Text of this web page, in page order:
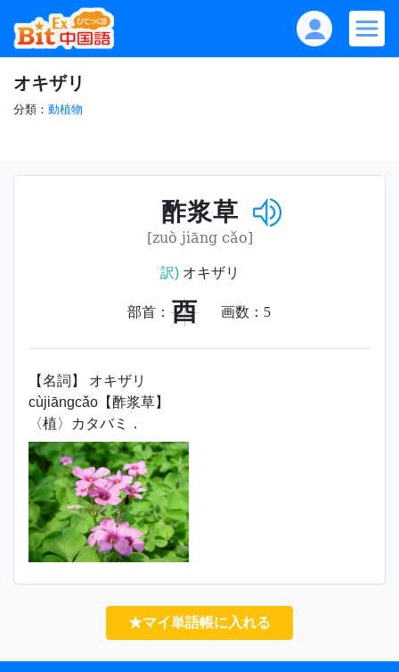
オキザリ
分類： 動植物
酢浆草
[zuò jiāng cǎo]
訳)オキザリ
部首： 酉 画数： 5
【名詞】 オキザリ
cùjiāngcǎo【酢浆草】
〈植〉カタバミ．
★マイ単語帳に入れる